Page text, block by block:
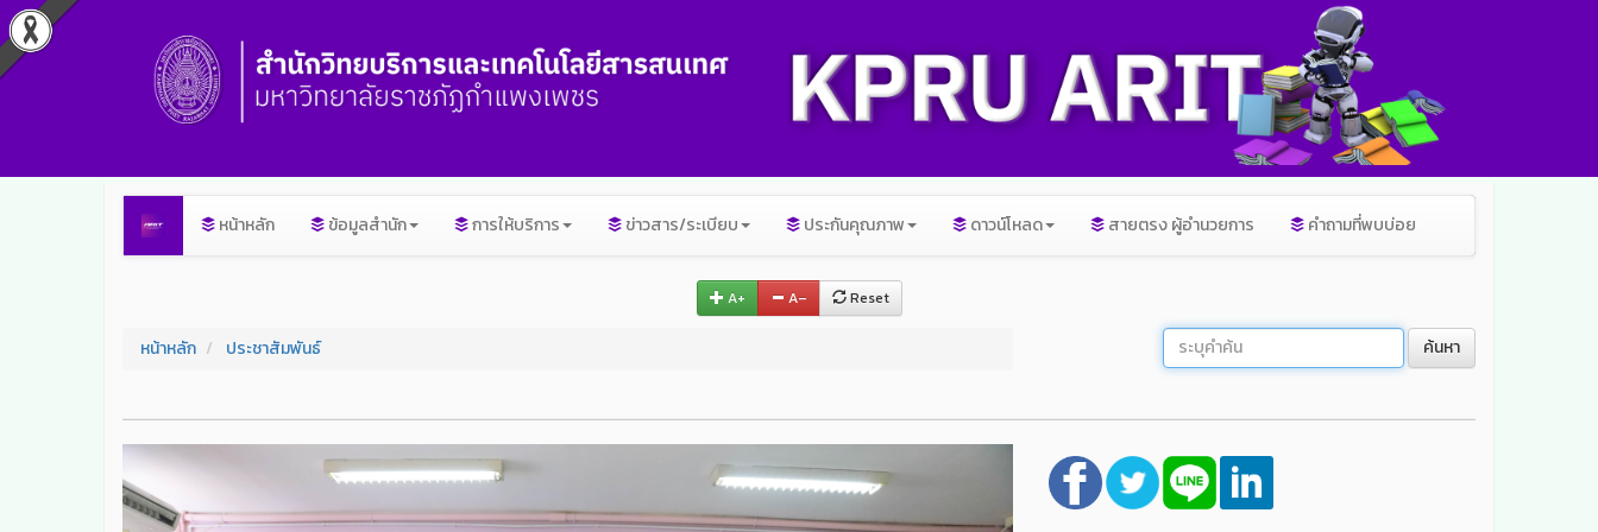
หน้าหลัก ข้อมูลสำนัก การให้บริการ ข่าวสาร/ระเบียบ ประกันคุณภาพ ดาวน์โหลด สายตรง ผู้อำนวยการ คำถามที่พบบ่อย
A+ A– Reset
หน้าหลัก ประชาสัมพันธ์ ค้นหา